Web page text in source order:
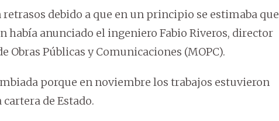
debido a que en un principio se estimaba que
había anunciado el ingeniero Fabio Riveros, director
Públicas y Comunicaciones (MOPC).
porque en noviembre los trabajos estuvieron
de Estado.